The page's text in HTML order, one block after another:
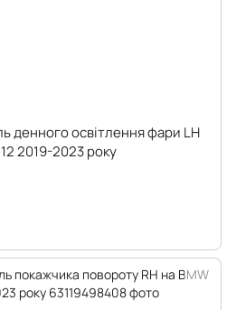
денного освітлення фари LH
2019-2023 року